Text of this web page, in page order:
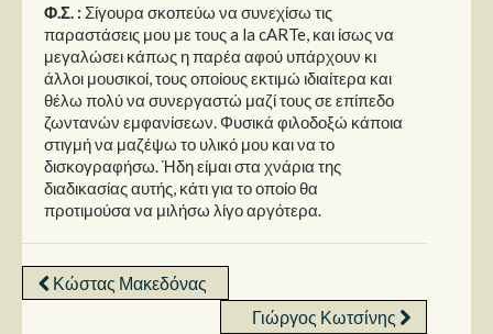
Φ.Σ. : Σίγουρα σκοπεύω να συνεχίσω τις
παραστάσεις μου με τους a la cARTe, και ίσως να
μεγαλώσει κάπως η παρέα αφού υπάρχουν κι
άλλοι μουσικοί, τους οποίους εκτιμώ ιδιαίτερα και
θέλω πολύ να συνεργαστώ μαζί τους σε επίπεδο
ζωντανών εμφανίσεων. Φυσικά φιλοδοξώ κάποια
στιγμή να μαζέψω το υλικό μου και να το
δισκογραφήσω. Ήδη είμαι στα χνάρια της
διαδικασίας αυτής, κάτι για το οποίο θα
προτιμούσα να μιλήσω λίγο αργότερα.
Κώστας Μακεδόνας
Γιώργος Κωτσίνης